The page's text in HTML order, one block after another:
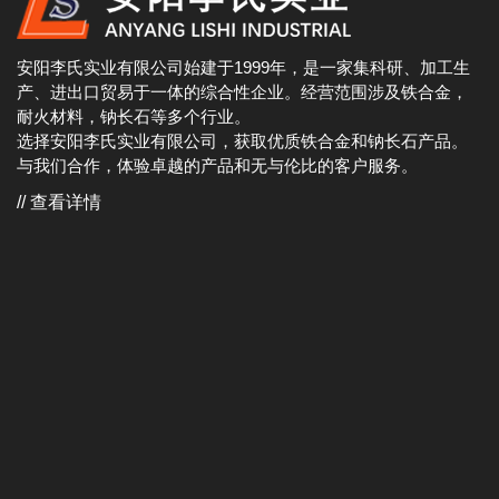
安阳李氏实业有限公司始建于1999年，是一家集科研、加工生
产、进出口贸易于一体的综合性企业。经营范围涉及铁合金，
耐火材料，钠长石等多个行业。
选择安阳李氏实业有限公司，获取优质铁合金和钠长石产品。
与我们合作，体验卓越的产品和无与伦比的客户服务。
// 查看详情